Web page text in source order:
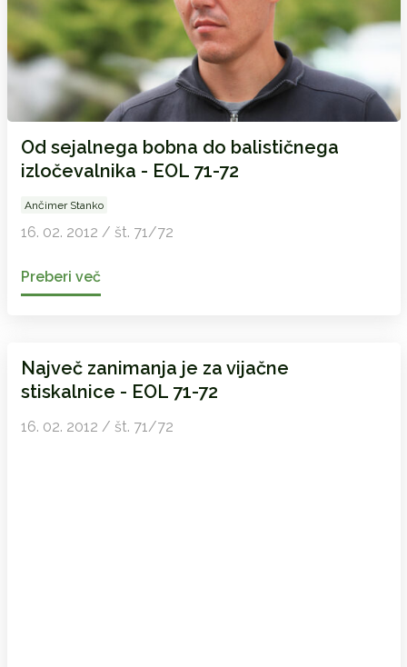
Od sejalnega bobna do balističnega
izločevalnika - EOL 71-72
Ančimer Stanko
16. 02. 2012 / št. 71/72
Preberi več
Največ zanimanja je za vijačne
stiskalnice - EOL 71-72
16. 02. 2012 / št. 71/72